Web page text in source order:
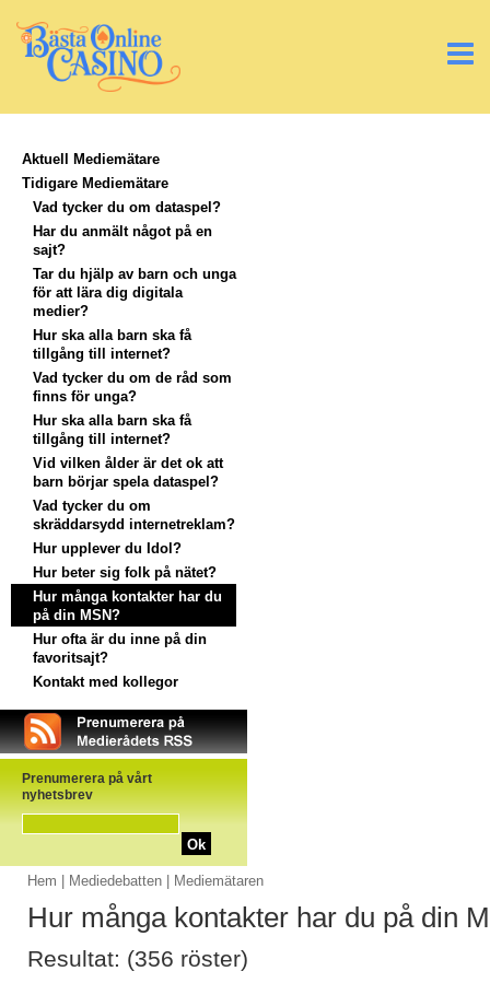
Aktuell Mediemätare
Tidigare Mediemätare
Vad tycker du om dataspel?
Har du anmält något på en
sajt?
Tar du hjälp av barn och unga
för att lära dig digitala
medier?
Hur ska alla barn ska få
tillgång till internet?
Vad tycker du om de råd som
finns för unga?
Hur ska alla barn ska få
tillgång till internet?
Vid vilken ålder är det ok att
barn börjar spela dataspel?
Vad tycker du om
skräddarsydd internetreklam?
Hur upplever du Idol?
Hur beter sig folk på nätet?
Hur många kontakter har du
på din MSN?
Hur ofta är du inne på din
favoritsajt?
Kontakt med kollegor
Prenumerera på vårt
nyhetsbrev
Ok
Hem | Mediedebatten | Mediemätaren
Hur många kontakter har du på din
Resultat: (356 röster)